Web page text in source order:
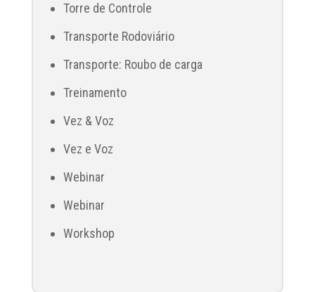
Torre de Controle
Transporte Rodoviário
Transporte: Roubo de carga
Treinamento
Vez & Voz
Vez e Voz
Webinar
Webinar
Workshop